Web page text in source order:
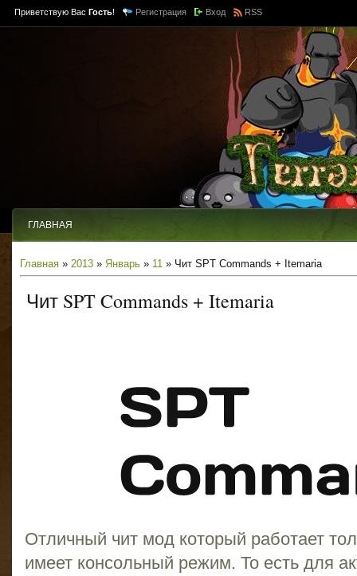
Приветствую Вас Гость! Регистрация Вход RSS
ГЛАВНАЯ
Главная » 2013 » Январь » 11 » Чит SPT Commands + Itemaria
Чит SPT Commands + Itemaria
Отличный чит мод который работает
имеет консольный режим. То есть для